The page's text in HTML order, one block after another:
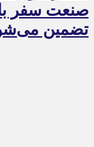
صنعت سفر
تضمین